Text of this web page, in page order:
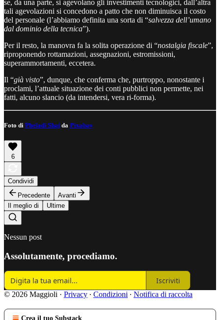
se, da una parte, si agevolano gli investimenti tecnologici, dall’altra
tali agevolazioni si concedono a patto che non diminuisca il costo
del personale (l’abbiamo definita una sorta di “salvezza dell’umano
dal dominio della tecnica”).
Per il resto, la manovra fa la solita operazione di “nostalgia fiscale”,
riproponendo rottamazioni, assegnazioni, estromissioni,
superammortamenti, eccetera.
Il “già visto”, dunque, che conferma che, purtroppo, nonostante i
proclami, l’attuale situazione dei conti pubblici non permette, nei
fatti, alcuno slancio (da intendersi, vera ri-forma).
Foto di Pheladi Shai da Pixabay
6
Condividi
Precedente
Avanti
Il meglio di
Ultime
Nessun post
Assolutamente, procediamo.
Iscriviti
© 2026 Maggioli · Privacy ∙ Condizioni ∙ Notifica di raccolta
Crea il tuo Substack